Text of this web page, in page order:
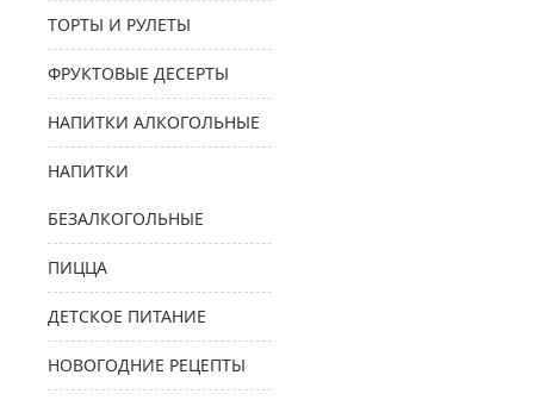
ТОРТЫ И РУЛЕТЫ
ФРУКТОВЫЕ ДЕСЕРТЫ
НАПИТКИ АЛКОГОЛЬНЫЕ
НАПИТКИ
БЕЗАЛКОГОЛЬНЫЕ
ПИЦЦА
ДЕТСКОЕ ПИТАНИЕ
НОВОГОДНИЕ РЕЦЕПТЫ